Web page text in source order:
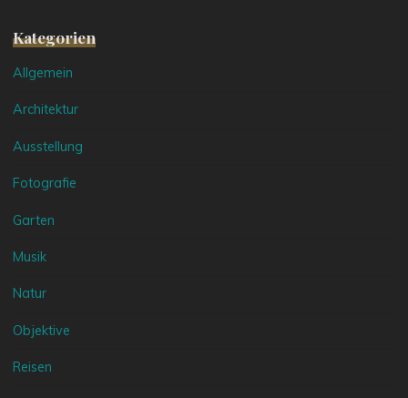
Kategorien
Allgemein
Architektur
Ausstellung
Fotografie
Garten
Musik
Natur
Objektive
Reisen